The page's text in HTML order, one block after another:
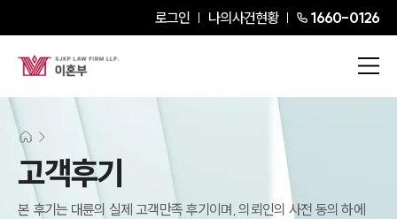
로그인 나의사건현황 1660-0126
고객후기
본 후기는 대륜의 실제 고객만족 후기이며, 의뢰인의 사전 동의 하에